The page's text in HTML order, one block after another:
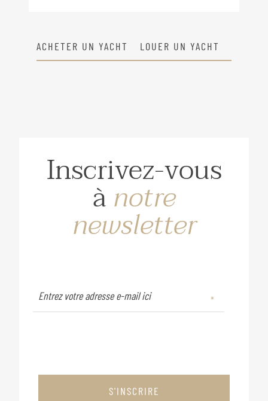
ACHETER UN YACHT LOUER UN YACHT
Inscrivez-vous
ànotre
newsletter
S'INSCRIRE